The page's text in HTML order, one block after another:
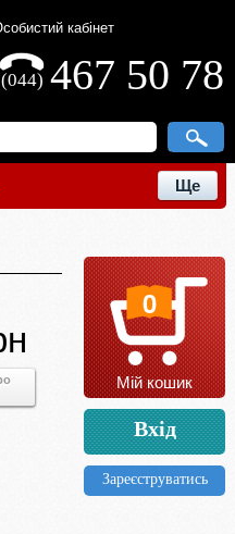
кабінет
467 50 78
(044)
Ще
0
Мій кошик
Вхід
Зареєструватись